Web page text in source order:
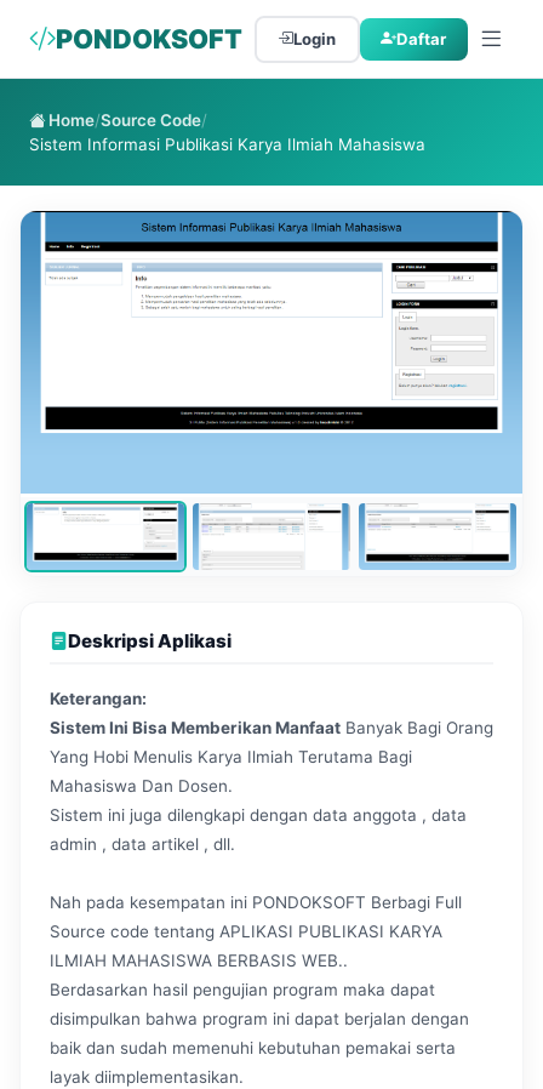
PONDOKSOFT Login Daftar
Home/Source Code/
Sistem Informasi Publikasi Karya Ilmiah Mahasiswa
Deskripsi Aplikasi
Keterangan:
Sistem Ini Bisa Memberikan Manfaat Banyak Bagi Orang
Yang Hobi Menulis Karya Ilmiah Terutama Bagi
Mahasiswa Dan Dosen.
Sistem ini juga dilengkapi dengan data anggota , data
admin , data artikel , dll.
Nah pada kesempatan ini PONDOKSOFT Berbagi Full
Source code tentang APLIKASI PUBLIKASI KARYA
ILMIAH MAHASISWA BERBASIS WEB..
Berdasarkan hasil pengujian program maka dapat
disimpulkan bahwa program ini dapat berjalan dengan
baik dan sudah memenuhi kebutuhan pemakai serta
layak diimplementasikan.